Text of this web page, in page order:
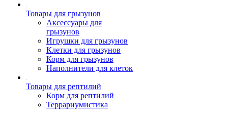
Товары для грызунов
Аксессуары для
грызунов
Игрушки для грызунов
Клетки для грызунов
Корм для грызунов
Наполнители для клеток
Товары для рептилий
Корм для рептилий
Террариумистика